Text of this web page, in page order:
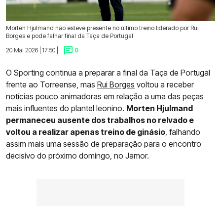
Morten Hjulmand não esteve presente no último treino liderado por Rui
Borges e pode falhar final da Taça de Portugal
20 Mai 2026 | 17:50 |
0
O Sporting continua a preparar a final da Taça de Portugal
frente ao Torreense, mas Rui Borges voltou a receber
notícias pouco animadoras em relação a uma das peças
mais influentes do plantel leonino. Morten Hjulmand
permaneceu ausente dos trabalhos no relvado e
voltou a realizar apenas treino de ginásio, falhando
assim mais uma sessão de preparação para o encontro
decisivo do próximo domingo, no Jamor.